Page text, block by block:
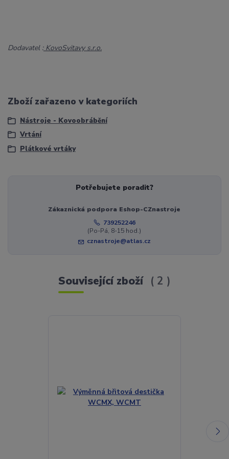
Dodavatel :KovoSvitavy s.r.o.
Zboží zařazeno v kategoriích
Nástroje - Kovoobrábění
Vrtání
Plátkové vrtáky
Potřebujete poradit?
Zákaznická podpora Eshop-CZnastroje
739252246
(Po-Pá, 8-15 hod.)
cznastroje@atlas.cz
Související zboží 2